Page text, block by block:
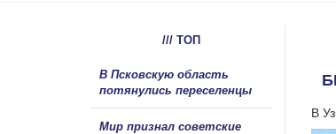
В
/// ТОП
В Псковскую область
потянулись переселенцы
Мир признал советские